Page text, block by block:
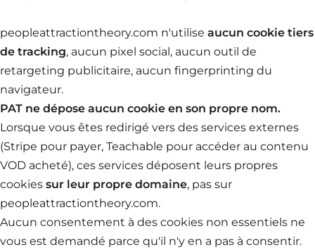
peopleattractiontheory.com n'utilise aucun cookie tiers
de tracking, aucun pixel social, aucun outil de
retargeting publicitaire, aucun fingerprinting du
navigateur.
PAT ne dépose aucun cookie en son propre nom.
Lorsque vous êtes redirigé vers des services externes
(Stripe pour payer, Teachable pour accéder au contenu
VOD acheté), ces services déposent leurs propres
cookies sur leur propre domaine, pas sur
peopleattractiontheory.com.
Aucun consentement à des cookies non essentiels ne
vous est demandé parce qu'il n'y en a pas à consentir.